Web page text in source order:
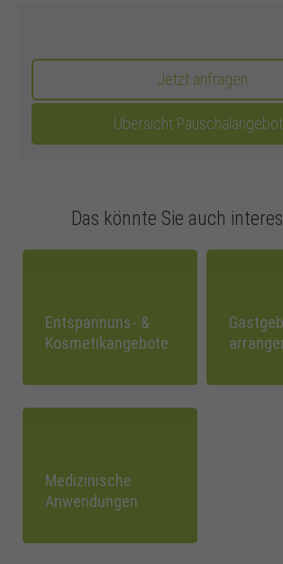
Jetzt anfragen
Übersicht
Das könnte Sie auch
Entspannuns- &
Kosmetikangebote
Medizinische
Anwendungen